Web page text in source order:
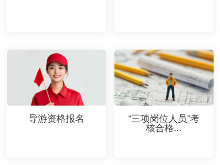
导游资格报名 “三项岗位人员”考
核合格...